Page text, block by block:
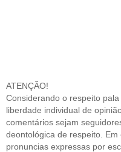
ATENÇÃO!
Considerando o respeito
liberdade individual de
comentários sejam
deontológica de respeito. Em
pronuncias expressas por